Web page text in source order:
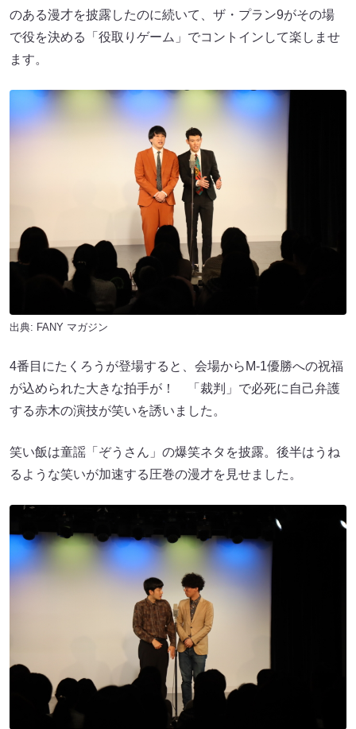
のある漫才を披露したのに続いて、ザ・プラン9がその場
で役を決める「役取りゲーム」でコントインして楽しませ
ます。
出典: FANY マガジン
4番目にたくろうが登場すると、会場からM-1優勝への祝福
が込められた大きな拍手が！ 「裁判」で必死に自己弁護
する赤木の演技が笑いを誘いました。
笑い飯は童謡「ぞうさん」の爆笑ネタを披露。後半はうね
るような笑いが加速する圧巻の漫才を見せました。